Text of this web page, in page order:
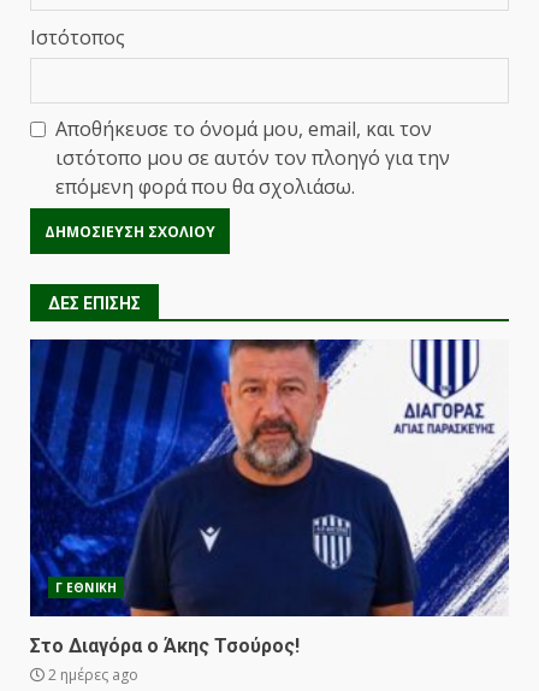
Ιστότοπος
Αποθήκευσε το όνομά μου, email, και τον
ιστότοπο μου σε αυτόν τον πλοηγό για την
επόμενη φορά που θα σχολιάσω.
ΔΕΣ ΕΠΙΣΗΣ
Γ ΕΘΝΙΚΗ
Στο Διαγόρα ο Άκης Τσούρος!
2 ημέρες ago